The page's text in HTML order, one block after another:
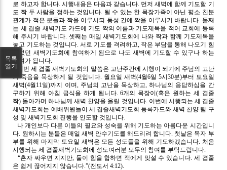
로 하고자 합니다. 시행내용은 다음과 같습니다. 먼저 새벽에 함께 기도할 기
도 짝 두 사람을 정하는 것입니다. 될 수 있는 한 목장가족이 아닌 평소 친분
관계가 적은 분들과 짝을 이루시되 동성 간에 짝을 이루시기 바랍니다. 둘째
는 세 겹줄 새벽기도 카드에 기도 짝의 이름과 기도제목을 적어 교회에 등록
해 주시기 바랍니다. 셋째는 매일 새벽기도회에 나와 짝과 함께 기도제목을
놓고 기도하는 것입니다. 서로 기도를 격려하고, 작은 부담을 통해 나오기 힘
들었던 새벽기도회에 참여하게 됨으로 나도 새벽에 기도할 수 있구나 하는
격려가 됩니다.
이번 세 겹줄 새벽기도회의 말씀은 고난주간에 시행이 되기에 주님의 고난
과 죽음을 묵상하게 될 것입니다. 월요일 새벽(4월6일 5시30분)부터 토요일
새벽(4월11일)까지 이며, 주님의 고난을 묵상하고, 하나님의 응답하심을 간
구하기 위해 아침 금식을 하게 됩니다. 6개의 목장이(혹은 원하는 세 겹줄
짝) 돌아가며 하나님께 새벽 찬양을 올릴 것입니다. 이번에 시행되는 세 겹줄
새벽기도회는 예배위원들이 세 겹줄새벽기도회 등록카드와 새벽 찬양 팀 구
성 및 새벽기도회 진행을 인도할 것입니다.
나 개인보다 다른 이들의 필요와 성숙을 위해 기도하는 아름다운 시간입니
다. 원하시는 분들은 매일 새벽 안수기도를 해드리려 합니다. 첫날은 목자 부
부를 위해 마지막 토요일 새벽은 모든 성도들을 위해 기도하겠습니다. 처음
시행되는 세 겹줄새벽기도회에 성도여러분 모두의 참여를 부탁드립니다.
“혼자 싸우면 지지만, 둘이 힘을 합하면 적에게 맞설 수 있습니다. 세 겹줄
은 쉽게 끊어지지 않습니다.”(전도서 4:12).
목록
열기